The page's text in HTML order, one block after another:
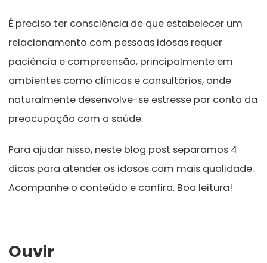
É preciso ter consciência de que estabelecer um
relacionamento com pessoas idosas requer
paciência e compreensão, principalmente em
ambientes como clínicas e consultórios, onde
naturalmente desenvolve-se estresse por conta da
preocupação com a saúde.
Para ajudar nisso, neste blog post separamos 4
dicas para atender os idosos com mais qualidade.
Acompanhe o conteúdo e confira. Boa leitura!
Ouvir